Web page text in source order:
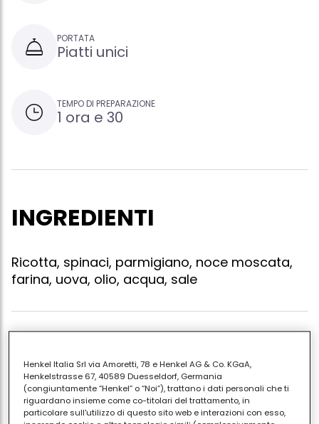
PORTATA
Piatti unici
TEMPO DI PREPARAZIONE
1 ora e 30
INGREDIENTI
Ricotta, spinaci, parmigiano, noce moscata,
farina, uova, olio, acqua, sale
d'acqua tiepida ed un poco di olio. tirare dei fogli di
pasta e stenderli. fare ripieno con un kg. di spinaci
fatti rosolare, circa un kg. di ricotta, parmigiano ,
noce moscata, sale. fare dei ravioli , farli bollire pochi
Henkel Italia Srl via Amoretti, 78 e Henkel AG & Co. KGaA,
Henkelstrasse 67, 40589 Duesseldorf, Germania
(congiuntamente “Henkel” o “Noi”), trattano i dati personali che ti
riguardano insieme come co-titolari del trattamento, in
particolare sull'utilizzo di questo sito web e interazioni con esso,